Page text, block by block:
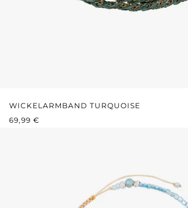
WICKELARMBAND TURQUOISE
REGULÄRER PREIS:
69,99 €